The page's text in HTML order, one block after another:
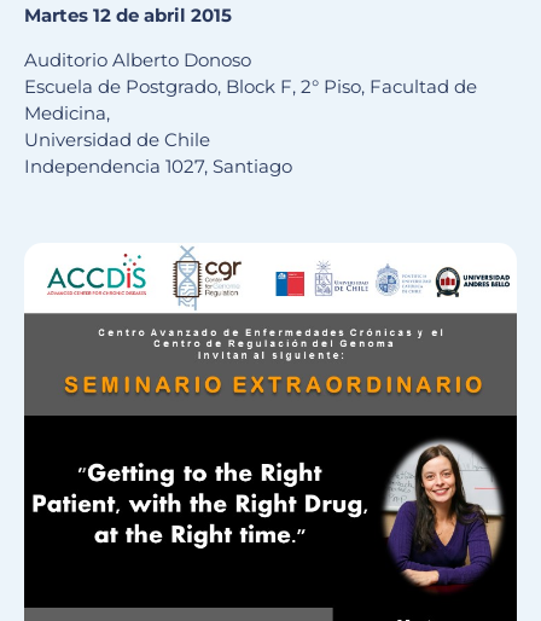
Martes 12 de abril 2015
Auditorio Alberto Donoso
Escuela de Postgrado, Block F, 2° Piso, Facultad de
Medicina,
Universidad de Chile
Independencia 1027, Santiago